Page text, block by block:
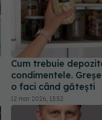
Cum trebuie
condimentele.
o faci când gătești
12 mar 2026, 13:52